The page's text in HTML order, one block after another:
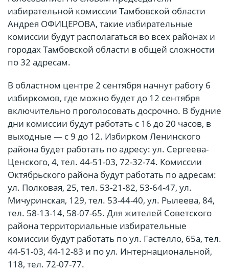
избирательной комиссии Тамбовской области
Андрея ОФИЦЕРОВА, такие избирательные
комиссии будут располагаться во всех районах и
городах Тамбовской области в общей сложности
по 32 адресам.
В областном центре 2 сентября начнут работу 6
избиркомов, где можно будет до 12 сентября
включительно проголосовать досрочно. В будние
дни комиссии будут работать с 16 до 20 часов, в
выходные — с 9 до 12. Избирком Ленинского
района будет работать по адресу: ул. Сергеева-
Ценского, 4, тел. 44-51-03, 72-32-74. Комиссии
Октябрьского района будут работать по адресам:
ул. Полковая, 25, тел. 53-21-82, 53-64-47, ул.
Мичуринская, 129, тел. 53-44-40, ул. Рылеева, 84,
тел. 58-13-14, 58-07-65. Для жителей Советского
района территориальные избирательные
комиссии будут работать по ул. Гастелло, 65а, тел.
44-51-03, 44-12-83 и по ул. Интернациональной,
118, тел. 72-07-77.